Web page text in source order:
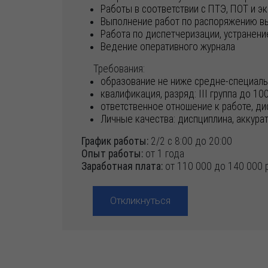
Работы в соответствии с ПТЭ, ПОТ и
Выполнение работ по распоряжению
Работа по диспетчеризации,
Ведение оперативного журнала
Требования:
образование не ниже средне-
квалификация, разряд: III группа до
ответственное отношение к работе,
Личные качества: диспциплина,
График работы: 2/2 с 8:00 до 20:00
Опыт работы: от 1 года
Заработная плата: от 110 000 до 140 000
Откликнуться